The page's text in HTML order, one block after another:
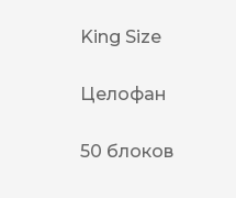
King Size
Целофан
50 блоков